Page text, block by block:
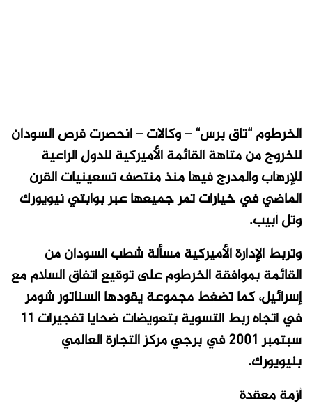
الخرطوم “تاق برس“ – وكالات – انحصرت فرص السودان
للخروج من متاهة القائمة الأميركية للدول الراعية
للإرهاب والمدرج فيها منذ منتصف تسعينيات القرن
الماضي في خيارات تمر جميعها عبر بوابتي نيويورك
وتل أبيب.
وتربط الإدارة الأميركية مسألة شطب السودان من
القائمة بموافقة الخرطوم على توقيع اتفاق السلام مع
إسرائيل، كما تضغط مجموعة يقودها السناتور شومر
في اتجاه ربط التسوية بتعويضات ضحايا تفجيرات 11
سبتمبر 2001 في برجي مركز التجارة العالمي
بنيويورك.
أزمة معقدة